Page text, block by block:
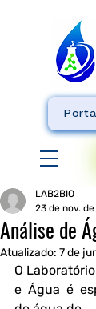
Análise de
LAB2BIO
23 de nov.
Atualizado: 7 de
O
e Água é